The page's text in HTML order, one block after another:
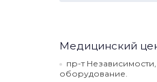
Медицинский
пр-т Независимости,
оборудование.